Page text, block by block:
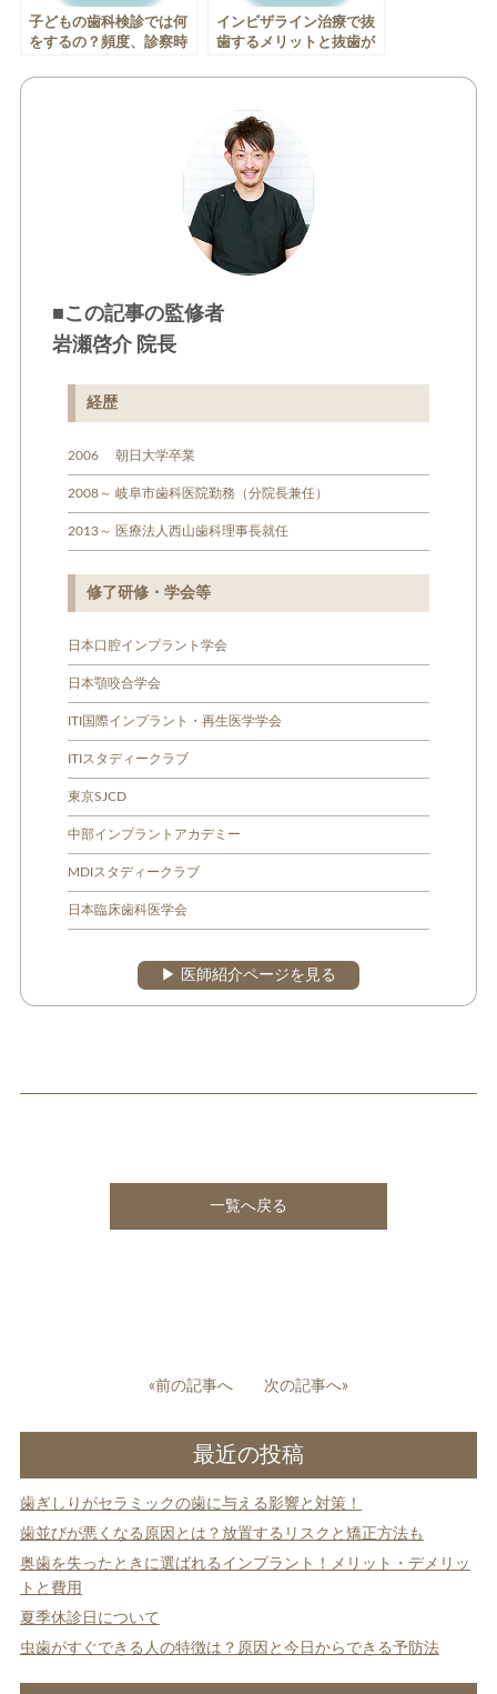
子どもの歯科検診では何
をするの？頻度、診察時
インビザライン治療で抜
歯するメリットと抜歯が
■この記事の監修者
岩瀬啓介 院長
経歴
2006 朝日大学卒業
2008～ 岐阜市歯科医院勤務（分院長兼任）
2013～ 医療法人西山歯科理事長就任
修了研修・学会等
日本口腔インプラント学会
日本顎咬合学会
ITI国際インプラント・再生医学学会
ITIスタディークラブ
東京SJCD
中部インプラントアカデミー
MDIスタディークラブ
日本臨床歯科医学会
▶︎ 医師紹介ページを見る
一覧へ戻る
ナ
ゲ
ー
シ
ョ
«前の記事へ 次の記事へ»
最近の投稿
歯ぎしりがセラミックの歯に与える影響と対策！
歯並びが悪くなる原因とは？放置するリスクと矯正方法も
奥歯を失ったときに選ばれるインプラント！メリット・デメリッ
トと費用
夏季休診日について
虫歯がすぐできる人の特徴は？原因と今日からできる予防法